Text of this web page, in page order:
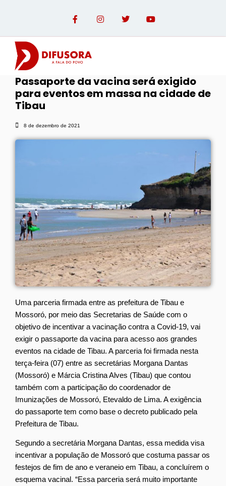
Passaporte da vacina será exigido
para eventos em massa na cidade de
Tibau
8 de dezembro de 2021
Uma parceria firmada entre as prefeitura de Tibau e
Mossoró, por meio das Secretarias de Saúde com o
objetivo de incentivar a vacinação contra a Covid-19, vai
exigir o passaporte da vacina para acesso aos grandes
eventos na cidade de Tibau. A parceria foi firmada nesta
terça-feira (07) entre as secretárias Morgana Dantas
(Mossoró) e Márcia Cristina Alves (Tibau) que contou
também com a participação do coordenador de
Imunizações de Mossoró, Etevaldo de Lima. A exigência
do passaporte tem como base o decreto publicado pela
Prefeitura de Tibau.
Segundo a secretária Morgana Dantas, essa medida visa
incentivar a população de Mossoró que costuma passar os
festejos de fim de ano e veraneio em Tibau, a concluírem o
esquema vacinal. “Essa parceria será muito importante